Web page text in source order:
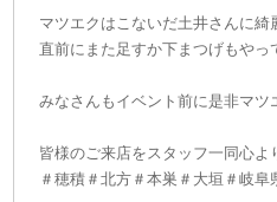
マツエクはこないだ土井さんに綺
直前にまた足すか下まつげもやっ
みなさんもイベント前に是非マツ
皆様のご来店をスタッフ一同心よ
＃穂積＃北方＃本巣＃大垣＃岐阜